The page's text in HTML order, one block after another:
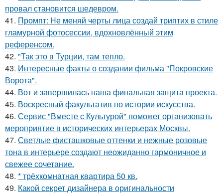
провал становится шедевром.
41. Промпт: Не меняй черты лица создай триптих в стиле
гламурной фотосессии, вдохновлённый этим
референсом.
42. "Так это в Турции, там тепло.
43. Интересные факты о создании фильма "Покровские
Ворота".
44. Вот и завершилась наша финальная защита проекта.
45. Воскресный факультатив по истории искусства.
46. Сервис "Вместе с Культурой" поможет организовать
мероприятие в исторических интерьерах Москвы.
47. Светлые фисташковые оттенки и нежные розовые
тона в интерьере создают неожиданно гармоничное и
свежее сочетание.
48. * трёхкомнатная квартира 50 кв.
49. Какой секрет дизайнера в оригинальности